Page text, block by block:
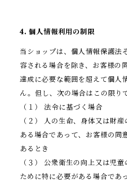
4. 個人情報利用の制限
当ショップは、個人情報保護法
容される場合を除き、お客様の
達成に必要な範囲を超えて個人
ん。但し、次の場合はこの限り
（１） 法令に基づく場合
（２） 人の生命、身体又は財
ある場合であって、お客様の同
あるとき
（３） 公衆衛生の向上又は児
ために特に必要がある場合であ